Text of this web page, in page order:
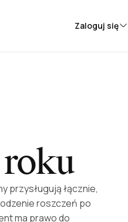
Zaloguj się
roku
przysługują łącznie,
roszczeń po
ma prawo do